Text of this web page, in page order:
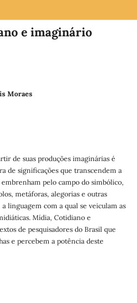
e imaginário
Moraes
de suas produções imaginárias é
de significações que transcendem a
pelo campo do simbólico,
metáforas, alegorias e outras
linguagem com a qual se veiculam as
Mídia, Cotidiano e
de pesquisadores do Brasil que
e percebem a potência deste